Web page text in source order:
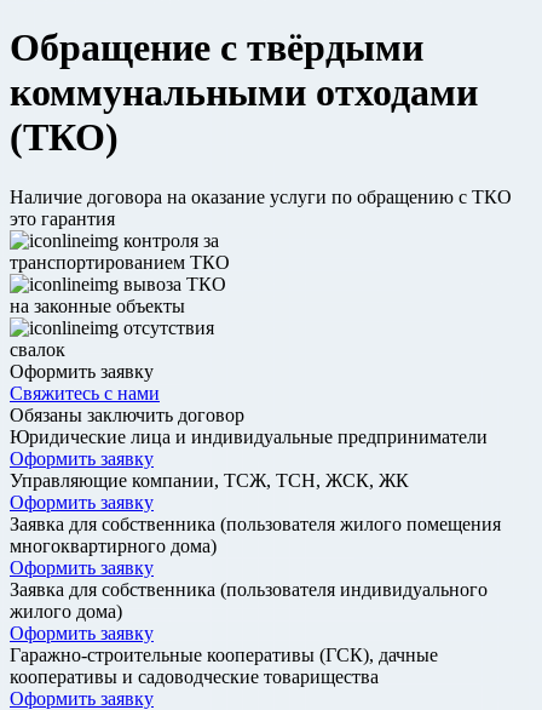
Обращение с твёрдыми
коммунальными отходами
(ТКО)
Наличие договора на оказание услуги по обращению с ТКО
это гарантия
контроля за
транспортированием ТКО
вывоза ТКО
на законные объекты
отсутствия
свалок
Оформить заявку
Свяжитесь с нами
Обязаны заключить договор
Юридические лица и индивидуальные предприниматели
Оформить заявку
Управляющие компании, ТСЖ, ТСН, ЖСК, ЖК
Оформить заявку
Заявка для собственника (пользователя жилого помещения
многоквартирного дома)
Оформить заявку
Заявка для собственника (пользователя индивидуального
жилого дома)
Оформить заявку
Гаражно-строительные кооперативы (ГСК), дачные
кооперативы и садоводческие товарищества
Оформить заявку